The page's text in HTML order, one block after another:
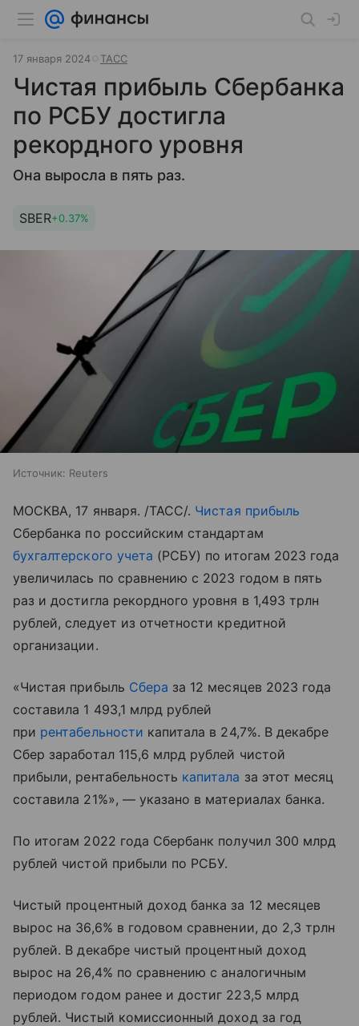
17 января 2024 ТАСС
Чистая прибыль Сбербанка
по РСБУ достигла
рекордного уровня
Она выросла в пять раз.
SBER+0.37%
Источник: Reuters
МОСКВА, 17 января. /ТАСС/. Чистая прибыль
Сбербанка по российским стандартам
бухгалтерского учета (РСБУ) по итогам 2023 года
увеличилась по сравнению с 2023 годом в пять
раз и достигла рекордного уровня в 1,493 трлн
рублей, следует из отчетности кредитной
организации.
«Чистая прибыль Сбера за 12 месяцев 2023 года
составила 1 493,1 млрд рублей
при рентабельности капитала в 24,7%. В декабре
Сбер заработал 115,6 млрд рублей чистой
прибыли, рентабельность капитала за этот месяц
составила 21%», — указано в материалах банка.
По итогам 2022 года Сбербанк получил 300 млрд
рублей чистой прибыли по РСБУ.
Чистый процентный доход банка за 12 месяцев
вырос на 36,6% в годовом сравнении, до 2,3 трлн
рублей. В декабре чистый процентный доход
вырос на 26,4% по сравнению с аналогичным
периодом годом ранее и достиг 223,5 млрд
рублей. Чистый комиссионный доход за год